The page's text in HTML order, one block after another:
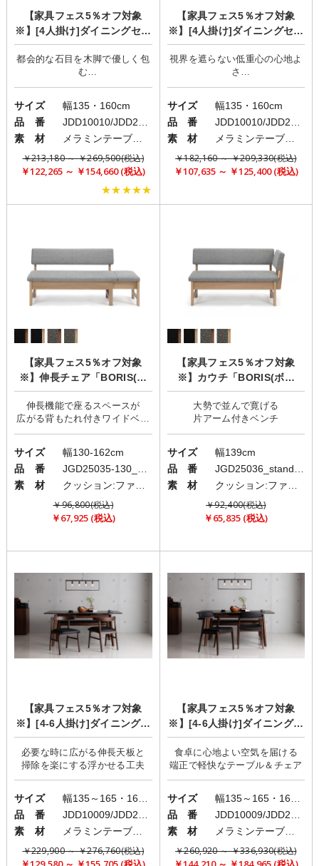
【家具フェス5％オフ対象
※】[4人掛け]ダイニングセッ
ト/モダンヴィンテージスタイ
ル/Tim×Adel×Bruno
都会的な石目を木脚で優しく包
む
異素材が奏でるおしゃれな佇ま
サイズ
幅135・160cm
品 番
素 材
メラミンテーブル/異素材ミックスチェア
￥213,180 ～ ￥269,500(税込)
￥122,265 ～ ￥154,660 (税込)
★★★★★
【家具フェス5％オフ対象
※】[4人掛け]ダイニングセッ
ト/モダンヴィンテージスタイ
ル/Tim×Kulm×Bruno
視界を遮らない低重心の心地よ
さ
ルンバブルチェアのスマート生
サイズ
幅135・160cm
品 番
素 材
￥182,160 ～ ￥209,330(税込)
￥107,635 ～ ￥125,400 (税込)
【家具フェス5％オフ対象
※】伸長チェア「BORIS(ボ
リス)」
伸長機能で座るスペースが
広がる背もたれ付きワイドベン
チ
サイズ
幅130-162cm
品 番
素 材
￥96,800(税込)
￥67,925 (税込)
【家具フェス5％オフ対象
※】カウチ「BORIS(ボリ
ス)」
大勢で並んで寛げる
サイズ
幅139cm
品 番
素 材
￥92,400(税込)
￥65,835 (税込)
【家具フェス5％オフ対象
※】[4-6人掛け]ダイニングセ
ット/クラッシースタイル/Eric
×Kulm×Bruno
必要な時に広がる伸長天板と
サイズ
品 番
素 材
メラミンテーブル/異素材ミックスチェア
￥229,900 ～ ￥276,760(税込)
【家具フェス5％オフ対象
※】[4-6人掛け]ダイニングセ
ット/クラッシースタイル/Eric
×Adel×Bruno
食卓に心地よい空気を届ける
サイズ
品 番
素 材
￥260,920 ～ ￥336,930(税込)